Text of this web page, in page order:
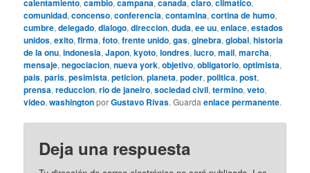
calentamiento cambio campana canada claro climatico
comunidad,concenso,conferencia,contamina,cortina de humo,
cumbre,delegado,dialogo,direccion,duda,ee uu,enlace,estados
unidos,exito,firma,foto,frente unido,gas,ginebra,global,historia
de la onu,indonesia,Japon,kyoto,londres,lucro,mail,marcha,
mensaje,negociacion,nueva york,objetivo,obligatorio,optimista,
pais,paris,pesimista,peticion,planeta,poder,politica,post,
prensa,reduccion,rio de janeiro,sociedad civil,termino,veto,
video,washingtonporGustavo Rivas. Guardaenlace permanente.
Deja una respuesta